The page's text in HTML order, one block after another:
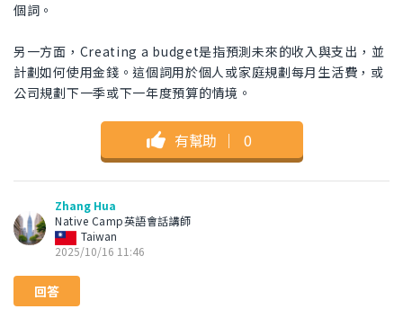
個詞。
另一方面，Creating a budget是指預測未來的收入與支出，並
計劃如何使用金錢。這個詞用於個人或家庭規劃每月生活費，或
公司規劃下一季或下一年度預算的情境。
有幫助 ｜ 0
Zhang Hua
Native Camp英語會話講師
Taiwan
2025/10/16 11:46
回答